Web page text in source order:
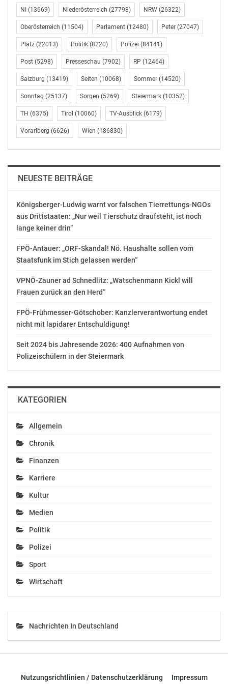
Mauereinsturz am Wienfluss: Wer zahlt den Schaden?
Im Zuge des Starkregens 2024 hat der Wienfluss in
Purkersdorf Hochwasser geführt und eine massive
Stützmauer weggerissen. Seither sind das Grundstück
und einige Nebengebäude von Familie A.
absturzgefährdet. Der Garten wurde deshalb von den
Behörden gesperrt. Wer ist für die Instandsetzung der
Mauer zuständig: das Land Niederösterreich, der Bund,
die Gemeinde oder sind es die Bundesforste? Die
Kosten: 1,5 bis zwei Millionen Euro.
OTS-ORIGINALTEXT PRESSEAUSSENDUNG UNTER
AUSSCHLIESSLICHER INHALTLICHER VERANTWORTUNG
DES AUSSENDERS. www.ots.at
© Copyright APA-OTS Originaltext-Service GmbH und
der jeweilige Aussender
Gefällt mir:
Ähnliche Beiträge
von Behörden nicht via
App zu bekommen?
In "Kultur"
Geruchsbelästigung
Dezember 6, 2019
In "Kultur"
NI (13669) Niederösterreich (27798) NRW (26322)
Oberösterreich (11504) Parlament (12480) Peter (27047)
Platz (22013) Politik (8220) Polizei (84141)
Post (5298) Presseschau (7902) RP (12464)
Salzburg (13419) Seiten (10068) Sommer (14520)
Sonntag (25137) Sorgen (5269) Steiermark (10352)
TH (6375) Tirol (10060) TV-Ausblick (6179)
Vorarlberg (6626) Wien (186830)
NEUESTE BEITRÄGE
Königsberger-Ludwig warnt vor falschen Tierrettungs-NGOs
aus Drittstaaten: „Nur weil Tierschutz draufsteht, ist noch
lange keiner drin“
FPÖ-Antauer: „ORF-Skandal! Nö. Haushalte sollen vom
Staatsfunk im Stich gelassen werden“
VPNÖ-Zauner ad Schnedlitz: „Watschenmann Kickl will
Frauen zurück an den Herd“
FPÖ-Frühmesser-Götschober: Kanzlerverantwortung endet
nicht mit lapidarer Entschuldigung!
Seit 2024 bis Jahresende 2026: 400 Aufnahmen von
Polizeischülern in der Steiermark
KATEGORIEN
Allgemein
Chronik
Finanzen
Karriere
Kultur
Medien
Politik
Polizei
Sport
Wirtschaft
Nachrichten In Deutschland
Nutzungsrichtlinien / Datenschutzerklärung Impressum